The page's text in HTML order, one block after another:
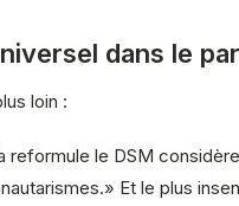
dans le
loin :
le DSM
Et le plus